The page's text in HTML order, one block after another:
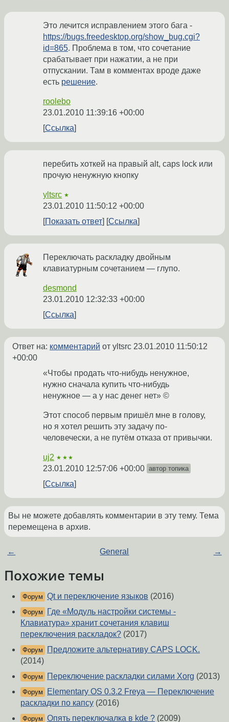
Это лечится исправлением этого бага -
https://bugs.freedesktop.org/show_bug.cgi?
id=865. Проблема в том, что сочетание
срабатывает при нажатии, а не при
отпускании. Там в комментах вроде даже
есть решение.
roolebo
23.01.2010 11:39:16 +00:00
Ссылка
перебить хоткей на правый alt, caps lock или
прочую ненужную кнопку
yltsrc ★
23.01.2010 11:50:12 +00:00
Показать ответ
Ссылка
Переключать раскладку двойным
клавиатурным сочетанием — глупо.
desmond
23.01.2010 12:32:33 +00:00
Ссылка
Ответ на: комментарий от yltsrc 23.01.2010 11:50:12
+00:00
«Чтобы продать что-нибудь ненужное,
нужно сначала купить что-нибудь
ненужное — а у нас денег нет» ©
Этот способ первым пришёл мне в голову,
но я хотел решить эту задачу по-
человечески, а не путём отказа от привычки.
uj2 ★★★
23.01.2010 12:57:06 +00:00 автор топика
Ссылка
Вы не можете добавлять комментарии в эту тему. Тема
перемещена в архив.
← General →
Похожие темы
Форум Qt и переключение языков (2016)
Форум
Где «Модуль настройки системы -
Клавиатура» хранит сочетания клавиш
переключения раскладок? (2017)
Форум
Предложите альтернативу CAPS LOCK.
(2014)
Форум Переключение раскладки силами Xorg (2013)
Форум
Elementary OS 0.3.2 Freya — Переключение
раскладки по капсу (2016)
Форум Опять переключалка в kde ? (2009)